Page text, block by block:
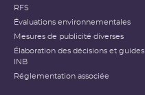
RFS
Évaluations environnementales
Mesures de publicité diverses
Élaboration des décisions et guides
INB
Réglementation associée